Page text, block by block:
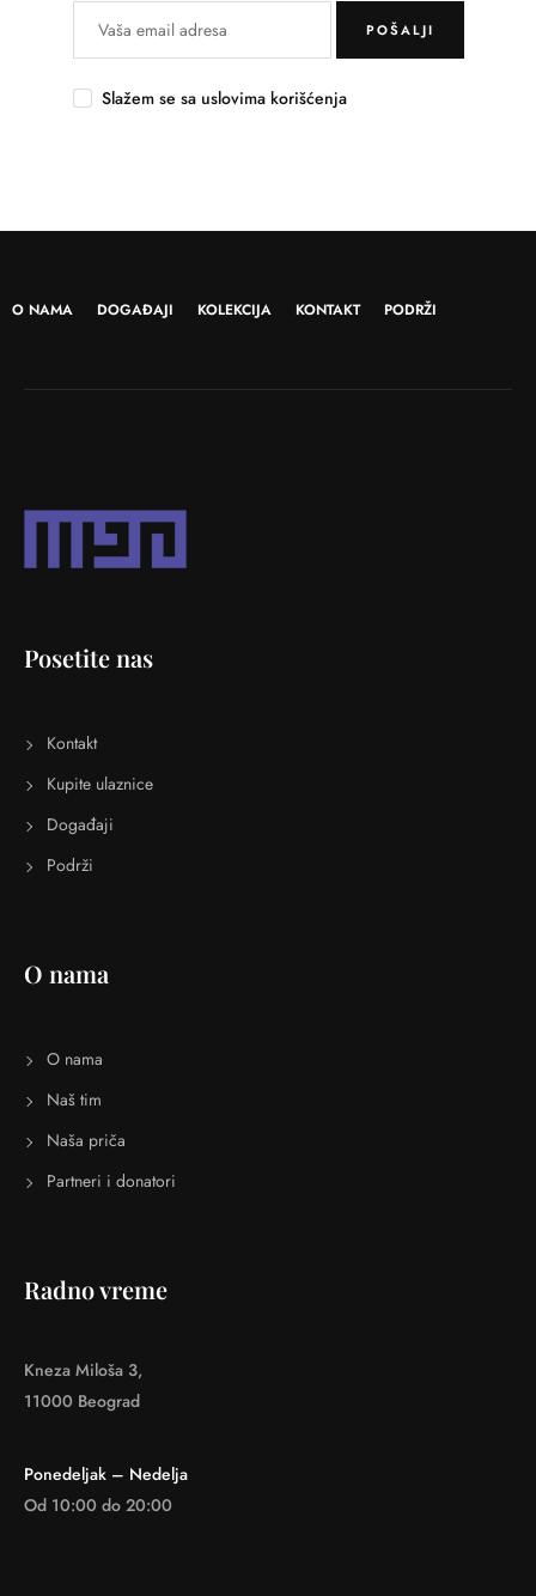
POŠALJI
Slažem se sa uslovima korišćenja
O NAMA DOGAĐAJI KOLEKCIJA KONTAKT PODRŽI
Posetite nas
Kontakt
Kupite ulaznice
Događaji
Podrži
O nama
O nama
Naš tim
Naša priča
Partneri i donatori
Radno vreme
Kneza Miloša 3,
11000 Beograd
Ponedeljak – Nedelja
Od 10:00 do 20:00